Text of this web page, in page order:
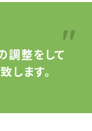
調整をして
します。